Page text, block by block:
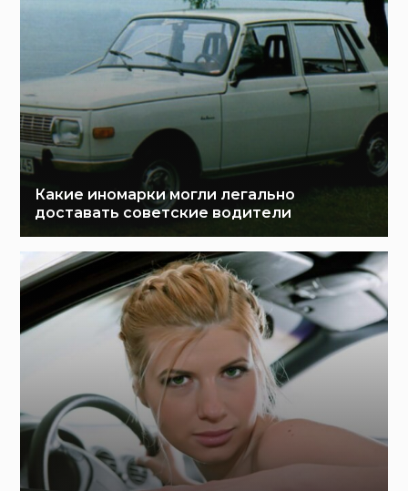
Какие иномарки могли легально
доставать советские водители